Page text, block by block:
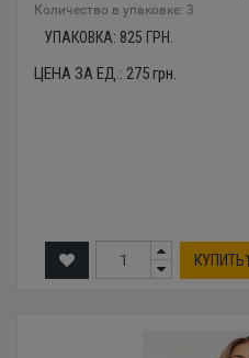
Количество в упаковке: 3
УПАКОВКА: 825 ГРН.
ЦЕНА ЗА ЕД.: 275грн.
КУПИТЬ